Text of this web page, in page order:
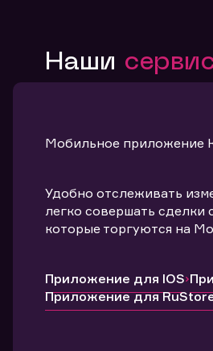
Наши
Мобильное приложение
Удобно отслеживать
легко совершать сделки
которые торгуются на
Приложение для IOS
Приложение для